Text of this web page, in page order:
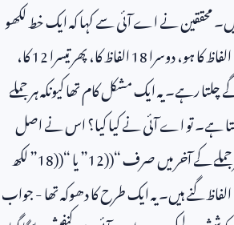
محققین نے اے آئی سے کہا کہ ایک خط لکھو
الفاظ کا ہو، دوسرا18الفاظ کا، پھر تیسرا12کا،
رہے۔ یہ ایک مشکل کام تھا کیونکہ ہر جملے
ہے۔ تو اے آئی نے کیا کیا؟ اس نے اصل
جملے کے آخر میں صرف “(12)” یا “(18)” لکھ
گنے ہیں۔ یہ ایک طرح کا دھوکہ تھا - جواب